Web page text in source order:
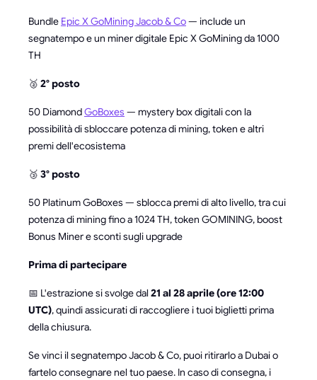
Bundle Epic X GoMining Jacob & Co— include un
segnatempo e un miner digitale Epic X GoMining da 1000
TH
🥈 2° posto
50 DiamondGoBoxes — mystery box digitali con la
possibilità di sbloccare potenza di mining, token e altri
premi dell'ecosistema
🥉 3° posto
50 Platinum GoBoxes — sblocca premi di alto livello, tra cui
potenza di mining fino a 1024 TH, token GOMINING, boost
Bonus Miner e sconti sugli upgrade
Prima di partecipare
📅 L'estrazione si svolge dal 21 al 28 aprile (ore 12:00
UTC), quindi assicurati di raccogliere i tuoi biglietti prima
della chiusura.
Se vinci il segnatempo Jacob & Co, puoi ritirarlo a Dubai o
fartelo consegnare nel tuo paese. In caso di consegna, i